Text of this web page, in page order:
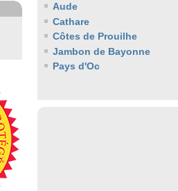
Aude
Cathare
Côtes de Prouilhe
Jambon de Bayonne
Pays d'Oc